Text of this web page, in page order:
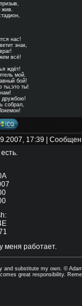
жив.
нас!
знак,
всё!
ждёт!
мой.
бой!
ты,это ты!
дружбою!
собрал,
17:39 |
меня работает.
and substitute my own. ©
great responsibility.